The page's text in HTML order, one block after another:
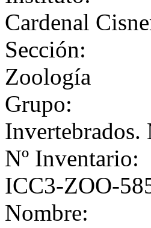
Cardenal
Sección:
Zoología
Grupo:
Invertebrados.
Nº Inventario:
ICC3-ZOO-
Nombre: